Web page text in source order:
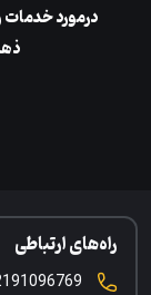
در‌مورد خدمات
راه‌های ارتباطی